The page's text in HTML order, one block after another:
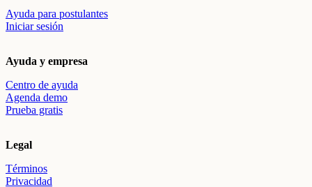
Ayuda para postulantes
Iniciar sesión
Ayuda y empresa
Centro de ayuda
Agenda demo
Prueba gratis
Legal
Términos
Privacidad